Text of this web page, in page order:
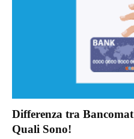
Differenza tra
Quali Sono!